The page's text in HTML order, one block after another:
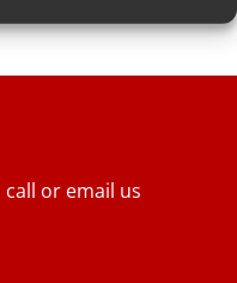
call or email us